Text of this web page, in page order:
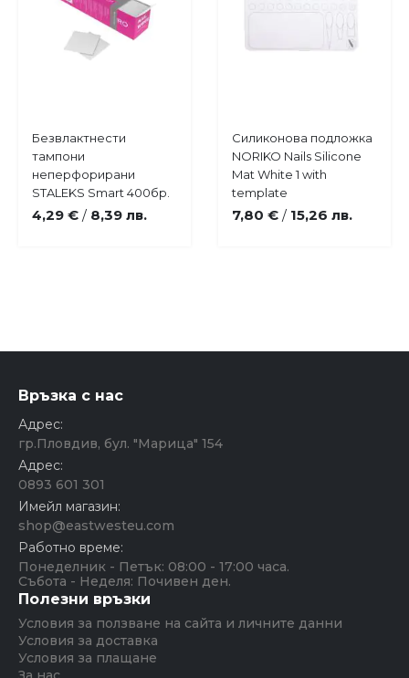
любими
Купи
Безвлактнести
тампони
неперфорирани
STALEKS Smart 400бр.
4,29 € / 8,39 лв.
Добави
в
Купи
Силиконова подложка
NORIKO Nails Silicone
Mat White 1 with
template
7,80 € / 15,26 лв.
Връзка с нас
Адрес:
гр.Пловдив, бул. "Марица" 154
Адрес:
0893 601 301
Имейл магазин:
shop@eastwesteu.com
Работно време:
Понеделник - Петък: 08:00 - 17:00 часа.
Събота - Неделя: Почивен ден.
Полезни връзки
Условия за ползване на сайта и личните данни
Условия за доставка
Условия за плащане